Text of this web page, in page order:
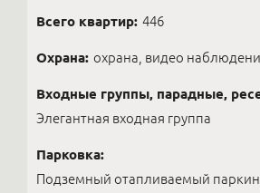
Всего квартир: 446
Охрана: охрана, видео
Входные группы, парадные,
Элегантная входная группа
Парковка:
Подземный отапливаемый